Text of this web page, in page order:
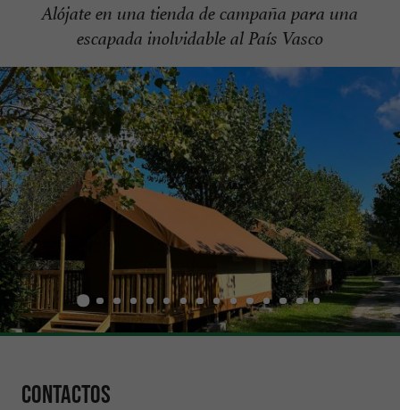
Alójate en una tienda de campaña para una
escapada inolvidable al País Vasco
Contactos